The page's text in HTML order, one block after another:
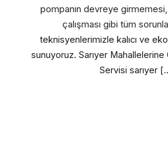
pompanın devreye
çalışması gibi tüm
teknisyenlerimizle kalıcı ve
sunuyoruz. Sarıyer
Servisi sarıyer